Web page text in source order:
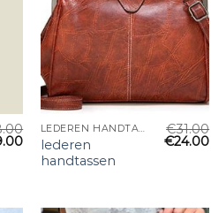
LEDEREN HANDTASSEN
lederen
handtassen
€31.00
€24.00